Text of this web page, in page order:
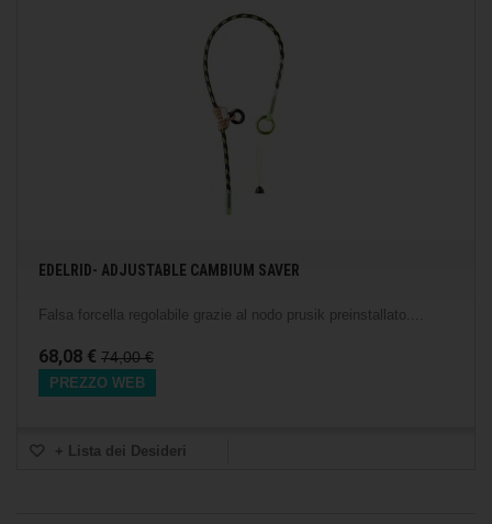
EDELRID- ADJUSTABLE CAMBIUM SAVER
Falsa forcella regolabile grazie al nodo prusik preinstallato....
68,08 € 74,00 €
PREZZO WEB
+ Lista dei Desideri